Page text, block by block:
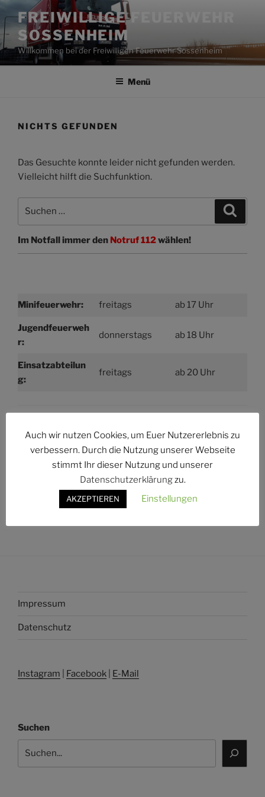
Zum
Inhalt
springen
FREIWILLIGE FEUERWEHR
SOSSENHEIM
Willkommen bei der Freiwilligen Feuerwehr Sossenheim
Menü
NICHTS GEFUNDEN
Das Gesuchte konnte leider nicht gefunden werden.
Vielleicht hilft die Suchfunktion.
Im Notfall immer den Notruf 112wählen!
Minifeuerwehr: freitags ab 17 Uhr
Jugendfeuerweh
r:
donnerstags ab 18 Uhr
Einsatzabteilun
g:
freitags ab 20 Uhr
Instagram
Facebook
E-Mail
Impressum
Datenschutz
Instagram Facebook E-Mail
Suchen
Auch wir nutzen Cookies, um Euer Nutzererlebnis zu
verbessern. Durch die Nutzung unserer Webseite
stimmt Ihr dieser Nutzung und unserer
Datenschutzerklärungzu.
AKZEPTIEREN Einstellungen